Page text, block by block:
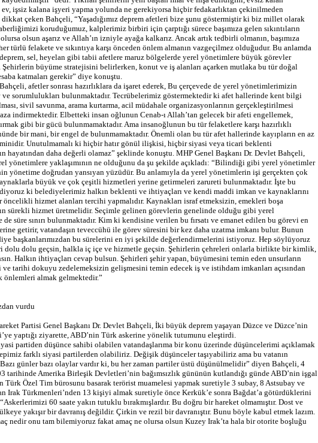
ev, işsiz kalana işyeri yapma yolunda ne gerekiyorsa hiçbir fedakarlıktan çekinilmeden
dikkat çeken Bahçeli, “Yaşadığımız deprem afetleri bize şunu göstermiştir ki biz millet olarak
koruduğumuz, kalplerimiz birbiri için çarptığı sürece başımıza gelen sıkıntıların
olsun aşarız ve Allah’ın izniyle ayağa kalkarız. Ancak artık tedbirli olmanın, başımıza
türlü felakete ve sıkıntıya karşı önceden önlem almanın vazgeçilmez olduğudur. Bu anlamda
sel, heyelan gibi tabii afetlere maruz bölgelerde yerel yönetimlere büyük görevler
Şehirlerin büyüme stratejisini belirlerken, konut ve iş alanları açarken mutlaka bu tür doğal
katmaları gerekir” diye konuştu.
afetler sonrası hazırlıklara da işaret ederek, Bu çerçevede de yerel yönetimlerimizin
sorumlulukları bulunmaktadır. Tecrübelerimiz göstermektedir ki afet hallerinde kent bilgi
sivil savunma, arama kurtarma, acil müdahale organizasyonlarının gerçekleştirilmesi
aza indirmektedir. Elbetteki insan oğlunun Cenab-ı Allah’tan gelecek bir afeti engellemek,
gibi bir gücü bulunmamaktadır. Ama insanoğlunun bu tür felaketlere karşı hazırlıklı
bir mani, bir engel de bulunmamaktadır. Önemli olan bu tür afet hallerinde kayıpların en az
Unutulmamalı ki hiçbir hatır gönül ilişkisi, hiçbir siyasi veya ticari beklenti
hayatından daha değerli olamaz” şeklinde konuştu. MHP Genel Başkanı Dr. Devlet Bahçeli,
yönetimlere yaklaşımının ne olduğunu da şu şekilde açıkladı: “Bilindiği gibi yerel yönetimler
yönetime doğrudan yansıyan yüzüdür. Bu anlamıyla da yerel yönetimlerin işi gerçekten çok
büyük ve çok çeşitli hizmetleri yerine getirmeleri zarureti bulunmaktadır. İşte bu
ki belediyelerimiz halkın beklenti ve ihtiyaçları ve kendi maddi imkan ve kaynaklarını
öncelikli hizmet alanları tercihi yapmalıdır. Kaynakları israf etmeksizin, emekleri boşa
sürekli hizmet üretmelidir. Seçimle gelinen görevlerin genelinde olduğu gibi yerel
süre sınırı bulunmaktadır. Kim ki kendisine verilen bu fırsatı ve emanet edilen bu görevi en
getirir, vatandaşın teveccühü ile görev süresini bir kez daha uzatma imkanı bulur. Bunun
başkanlarımızdan bu sürelerini en iyi şekilde değerlendirmelerini istiyoruz. Hep söylüyoruz
dolu dolu geçsin, halkla iç içe ve hizmetle geçsin. Şehirlerin çehreleri onlarla birlikte bir kimlik,
Halkın ihtiyaçları cevap bulsun. Şehirleri şehir yapan, büyümesini temin eden unsurların
ve tarihi dokuyu zedelemeksizin gelişmesini temin edecek iş ve istihdam imkanları açısından
önlemleri almak gelmektedir.”
vurdu
Partisi Genel Başkanı Dr. Devlet Bahçeli, İki büyük deprem yaşayan Düzce ve Düzce’nin
yaptığı ziyarette, ABD’nin Türk askerine yönelik tutumunu eleştirdi.
partiden düşünce sahibi olabilen vatandaşlarıma bir konu üzerinde düşüncelerimi açıklamak
farklı siyasi partilerden olabiliriz. Değişik düşünceler taşıyabiliriz ama bu vatanın
günler bazı olaylar vardır ki, bu her zaman partiler üstü düşünülmelidir” diyen Bahçeli, 4
tarihinde Amerika Birleşik Devletleri’nin bağımsızlık gününün kutlandığı günde ABD’nin işgal
Özel Tim bürosunu basarak terörist muamelesi yapmak suretiyle 3 subay, 8 Astsubay ve
Irak Türkmenleri’nden 13 kişiyi almak suretiyle önce Kerkük’e sonra Bağdat’a götürdüklerini
60 saate yakın tutuklu bırakmışlardır. Bu doğru bir hareket olmamıştır. Dost ve
yakışır bir davranış değildir. Çirkin ve rezil bir davranıştır. Bunu böyle kabul etmek lazım.
nedir onu tam bilemiyoruz fakat amaç ne olursa olsun Kuzey Irak’ta hala bir otorite boşluğu